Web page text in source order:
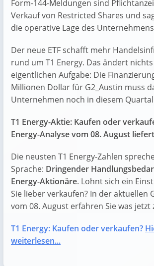
Form-144-Meldungen sind
Verkauf von Restricted Shares und
die operative Lage des
Der neue ETF schafft mehr
rund um T1 Energy. Das ändert
eigentlichen Aufgabe: Die
Millionen Dollar für G2_Austin muss
Unternehmen noch in diesem
T1 Energy-Aktie: Kaufen oder
Energy-Analyse vom 08. August
Die neusten T1 Energy-Zahlen
Sprache: Dringender
Energy-Aktionäre. Lohnt sich ein
Sie lieber verkaufen? In der aktuellen
vom 08. August erfahren Sie was jetzt
T1 Energy: Kaufen oder verkaufen?
weiterlesen...